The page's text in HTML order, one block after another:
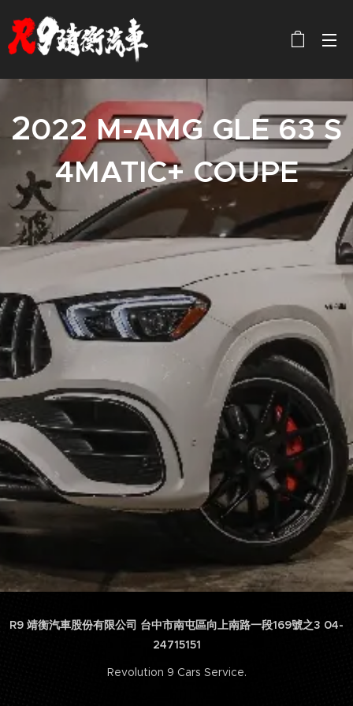
2022 M-AMG GLE 63 S
4MATIC+ COUPE
R9 靖衡汽車股份有限公司 台中市南屯區向上南路一段169號之3 04-
24715151
Revolution 9 Cars Service.